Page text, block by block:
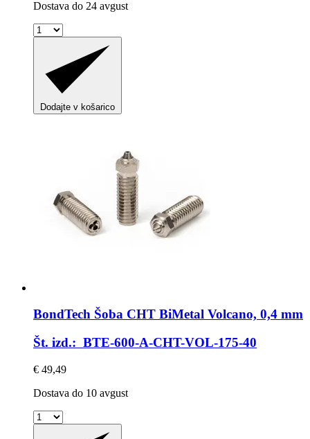
Dostava do 24 avgust
Dodajte v košarico
BondTech Šoba CHT BiMetal Volcano, 0,4 mm
Št. izd.: BTE-600-A-CHT-VOL-175-40
€ 49,49
Dostava do 10 avgust